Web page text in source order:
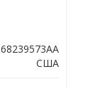
68239573AA
США